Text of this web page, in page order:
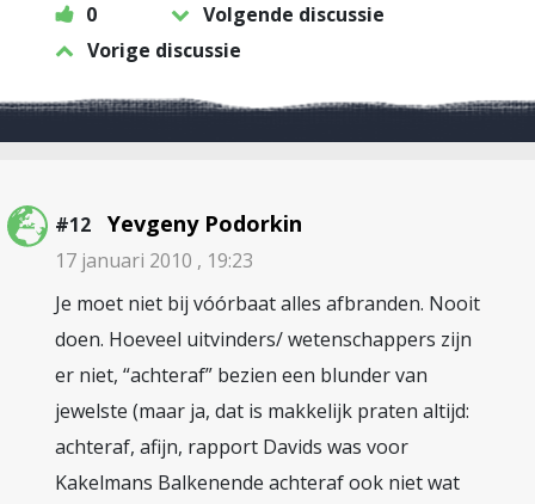
0
Volgende discussie
Vorige discussie
#12 Yevgeny Podorkin
17 januari 2010 , 19:23
Je moet niet bij vóórbaat alles afbranden. Nooit
doen. Hoeveel uitvinders/ wetenschappers zijn
er niet, “achteraf” bezien een blunder van
jewelste (maar ja, dat is makkelijk praten altijd:
achteraf, afijn, rapport Davids was voor
Kakelmans Balkenende achteraf ook niet wat